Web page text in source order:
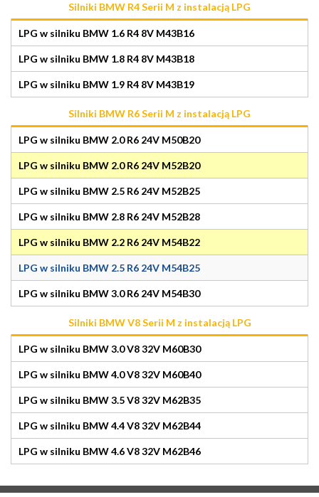
Silniki BMW R4 Serii M z instalacją LPG
LPG w silniku BMW 1.6 R4 8V M43B16
LPG w silniku BMW 1.8 R4 8V M43B18
LPG w silniku BMW 1.9 R4 8V M43B19
Silniki BMW R6 Serii M z instalacją LPG
LPG w silniku BMW 2.0 R6 24V M50B20
LPG w silniku BMW 2.0 R6 24V M52B20
LPG w silniku BMW 2.5 R6 24V M52B25
LPG w silniku BMW 2.8 R6 24V M52B28
LPG w silniku BMW 2.2 R6 24V M54B22
LPG w silniku BMW 2.5 R6 24V M54B25
LPG w silniku BMW 3.0 R6 24V M54B30
Silniki BMW V8 Serii M z instalacją LPG
LPG w silniku BMW 3.0 V8 32V M60B30
LPG w silniku BMW 4.0 V8 32V M60B40
LPG w silniku BMW 3.5 V8 32V M62B35
LPG w silniku BMW 4.4 V8 32V M62B44
LPG w silniku BMW 4.6 V8 32V M62B46